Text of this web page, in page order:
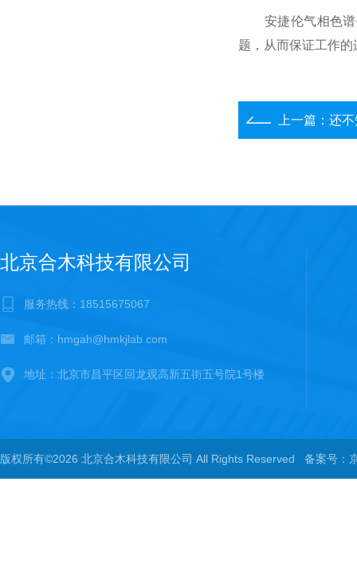
安捷伦气相色谱仪
题，从而保证工作
上一篇： 还
北京合木科技有限公司
服务热线：18515675067
邮箱：hmgah@hmkjlab.com
地址：北京市昌平区回龙观高新五街五号院1号楼
版权所有©2026 北京合木科技有限公司 All Rights Reserved 备案号：